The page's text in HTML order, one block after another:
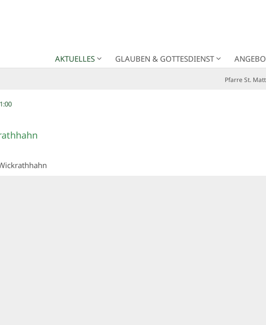
AKTUELLES GLAUBEN & GOTTESDIENST
Pfarre St.
: